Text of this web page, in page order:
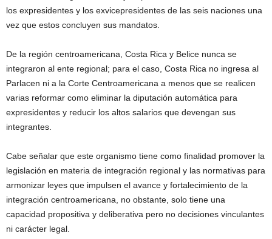
los expresidentes y los exvicepresidentes de las seis naciones una
vez que estos concluyen sus mandatos.
De la región centroamericana, Costa Rica y Belice nunca se
integraron al ente regional; para el caso, Costa Rica no ingresa al
Parlacen ni a la Corte Centroamericana a menos que se realicen
varias reformar como eliminar la diputación automática para
expresidentes y reducir los altos salarios que devengan sus
integrantes.
Cabe señalar que este organismo tiene como finalidad promover la
legislación en materia de integración regional y las normativas para
armonizar leyes que impulsen el avance y fortalecimiento de la
integración centroamericana, no obstante, solo tiene una
capacidad propositiva y deliberativa pero no decisiones vinculantes
ni carácter legal.